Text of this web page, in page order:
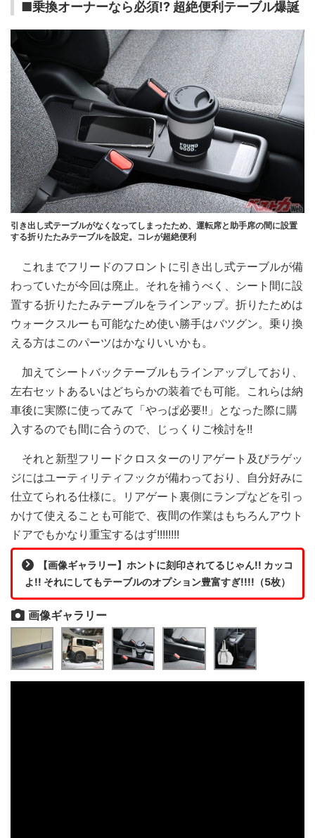
■乗換オーナーなら必須!? 超絶便利テーブル爆誕
引き出し式テーブルがなくなってしまったため、運転席と助手席の間に設置
する折りたたみテーブルを設定。コレが超絶便利
これまでフリードのフロントに引き出し式テーブルが備
わっていたが今回は廃止。それを補うべく、シート間に設
置する折りたたみテーブルをラインアップ。折りたためは
ウォークスルーも可能なため使い勝手はバツグン。乗り換
える方はこのパーツはかなりいいかも。
加えてシートバックテーブルもラインアップしており、
左右セットあるいはどちらかの装着でも可能。これらは納
車後に実際に使ってみて「やっぱ必要!!」となった際に購
入するのでも間に合うので、じっくりご検討を!!
それと新型フリードクロスターのリアゲート及びラゲッ
ジにはユーティリティフックが備わっており、自分好みに
仕立てられる仕様に。リアゲート裏側にランプなどを引っ
かけて使えることも可能で、夜間の作業はもちろんアウト
ドアでもかなり重宝するはず!!!!!!!!
【画像ギャラリー】ホントに刻印されてるじゃん!! カッコ
よ!! それにしてもテーブルのオプション豊富すぎ!!!!（5枚）
画像ギャラリー